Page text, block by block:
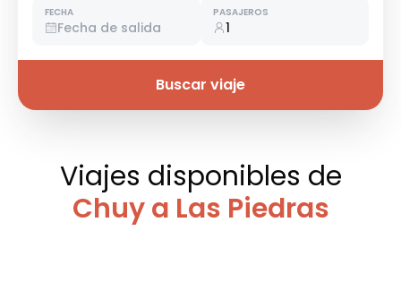
FECHA
Fecha de salida
PASAJEROS
1
Buscar viaje
Viajes disponibles de
Chuy a Las Piedras